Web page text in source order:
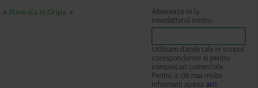
Raceala si Gripa
Aboneaza-te la
newsletterul nostru
Utilizam datele tale in scopul
corespondentei si pentru
comunicari comerciale.
Pentru a citi mai multe
informatii apasa aici.